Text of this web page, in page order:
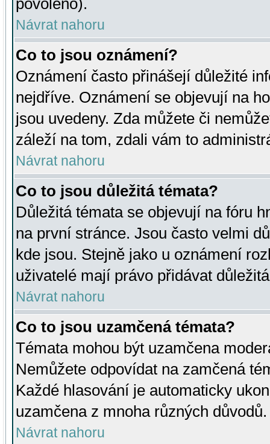
povoleno).
Návrat nahoru
Co to jsou oznámení?
Oznámení často přinášejí důležité
nejdříve. Oznámení se objevují na
jsou uvedeny. Zda můžete či
záleží na tom, zdali vám to
Návrat nahoru
Co to jsou důležitá témata?
Důležitá témata se objevují na fóru
na první stránce. Jsou často velmi
kde jsou. Stejně jako u oznámení
uživatelé mají právo přidávat
Návrat nahoru
Co to jsou uzamčená témata?
Témata mohou být uzamčena
Nemůžete odpovídat na zamčená
Každé hlasování je automaticky
uzamčena z mnoha různých důvodů.
Návrat nahoru